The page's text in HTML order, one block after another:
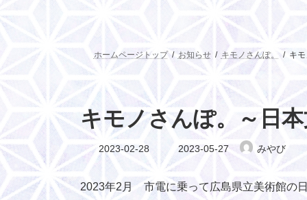
ッ
プ
移
動
ホームページトップ お知らせ キモノさんぽ。 キ
キモノさんぽ。～日
2023-02-28
最
終
新
日
2023-05-27 みやび
2023年2月 市電に乗って広島県立美術館の